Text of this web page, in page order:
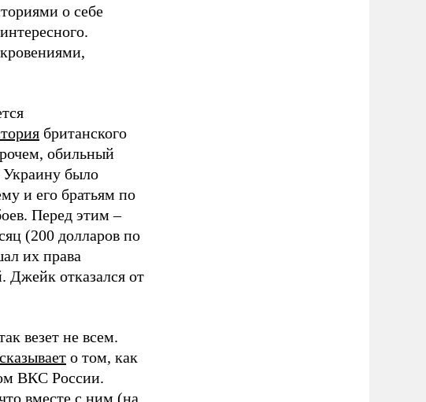
о себе
британского
обильный
было
и его братьям по
Перед этим –
(200 долларов по
их права
Джейк отказался от
везет не всем.
о том, как
ВКС России.
вместе с ним (на